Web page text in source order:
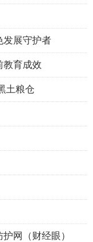
发展守护者
教育成效
土粮仓
网（财经眼）